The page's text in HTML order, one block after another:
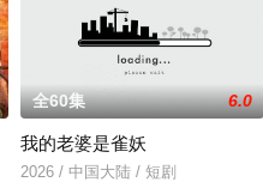
全60集 6.0
我的老婆是雀妖
2026 / 中国大陆 / 短剧